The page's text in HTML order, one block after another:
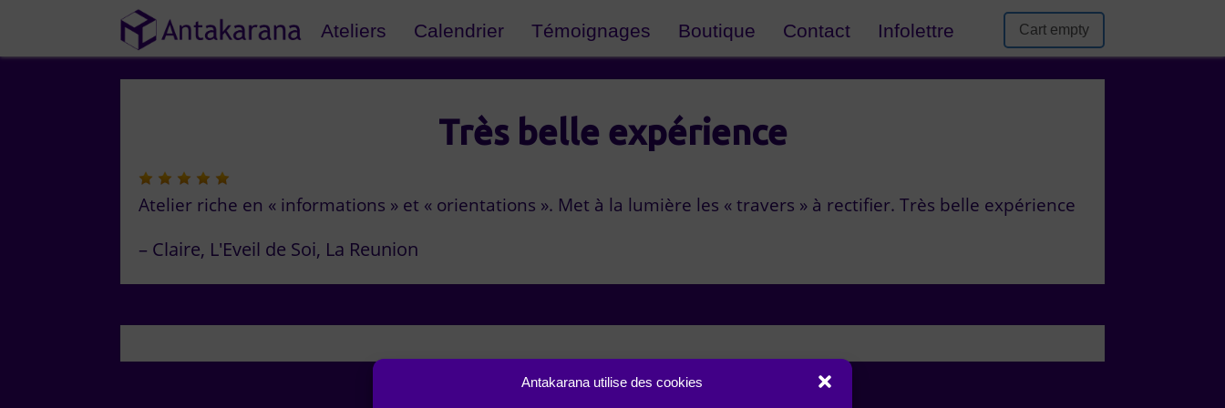
Antakarana utilise des cookies
Ateliers Calendrier Témoignages Boutique Contact Infolettre Cart empty
Très belle expérience
Atelier riche en « informations » et « orientations ». Met à la lumière les « travers » à rectifier. Très belle expérience
Claire L'Eveil de Soi La Reunion